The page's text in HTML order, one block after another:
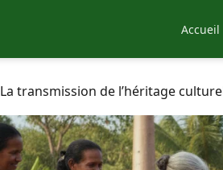
Accueil
La transmission de l’héritage